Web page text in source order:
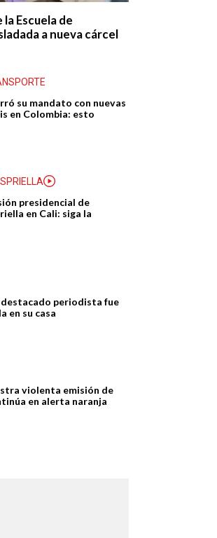
la Escuela de
a nueva cárcel
su mandato con nuevas
en Colombia: esto
presidencial de
en Cali: siga la
periodista fue
en su casa
violenta emisión de
en alerta naranja